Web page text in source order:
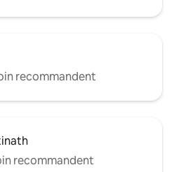
recommandent
recommandent